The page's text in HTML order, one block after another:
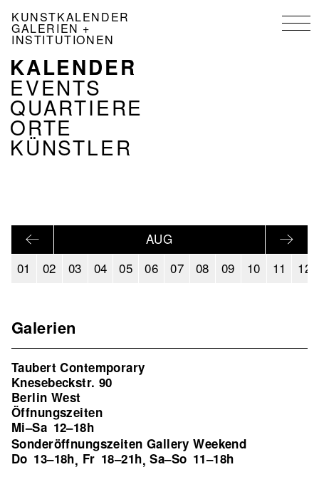
zum
Inhalt
KUNSTKALENDER
GALERIEN +
INSTITUTIONEN
NAVIGATION
KALENDER
DE
KALENDER
EVENTS
QUARTIERE
ORTE
KÜNSTLER
AUG
01
02 03 04 05 06 07 08 09 10 11 12
Galerien
Taubert Contemporary
Knesebeckstr. 90
Berlin West
Öffnungszeiten
Mi–Sa 12–18h
Sonderöffnungszeiten Gallery Weekend
Do 13–18h, Fr 18–21h,Sa–So 11–18h